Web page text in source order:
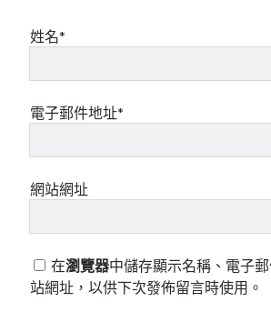
姓名*
電子郵件地址*
網站網址
在瀏覽器中儲存顯示名稱、電子
站網址，以供下次發佈留言時使用。